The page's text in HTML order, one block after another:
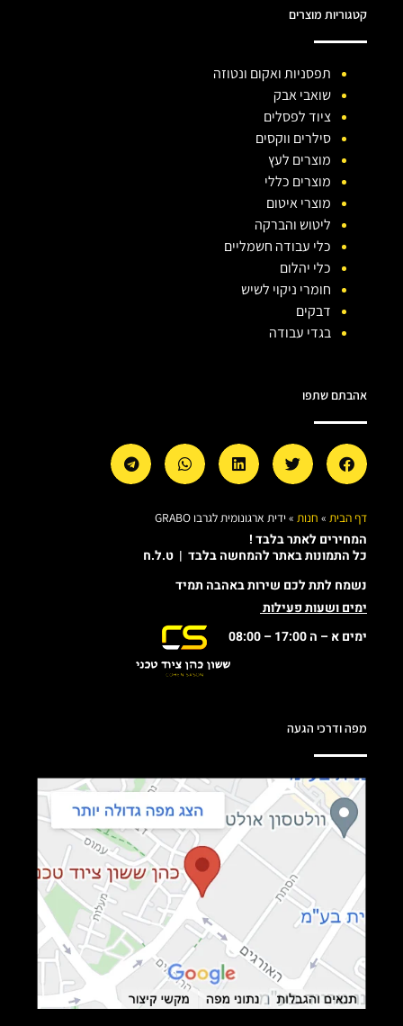
קטגוריות מוצרים
תפסניות ואקום ונטוזה
שואבי אבק
ציוד לפסלים
סילרים ווקסים
מוצרים לעץ
מוצרים כללי
מוצרי איטום
ליטוש והברקה
כלי עבודה חשמליים
כלי יהלום
חומרי ניקוי לשיש
דבקים
בגדי עבודה
אהבתם שתפו
דף הבית » חנות »ידית ארגונומית לגרבו GRABO
המחירים לאתר בלבד !
כל התמונות באתר להמחשה בלבד | ט.ל.ח
נשמח לתת לכם שירות באהבה תמיד
ימים ושעות פעילות
ימים א – ה 17:00 – 08:00
מפה ודרכי הגעה